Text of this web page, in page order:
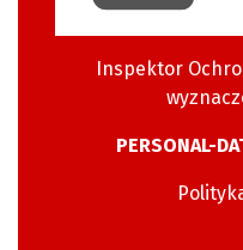
Inspektor
PERSONAL-